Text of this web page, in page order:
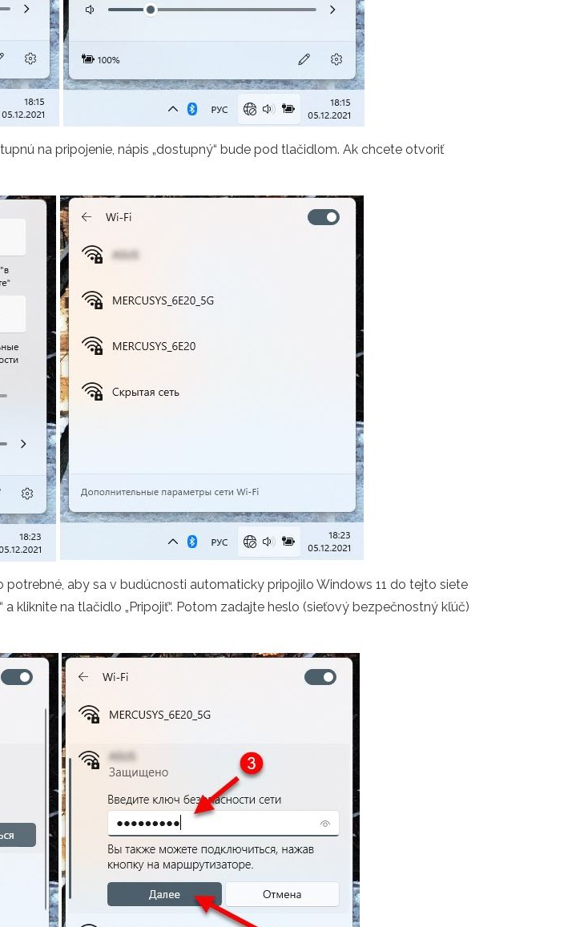
na pripojenie, nápis „dostupný“ bude pod tlačidlom. Ak chcete otvoriť
potrebné, aby sa v budúcnosti automaticky pripojilo Windows 11 do tejto siete
kliknite na tlačidlo „Pripojiť“. Potom zadajte heslo (sieťový bezpečnostný kľúč)